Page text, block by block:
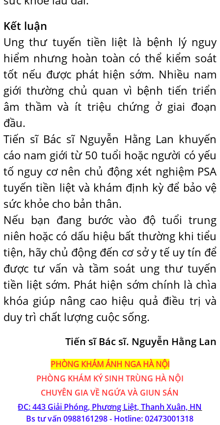
Kết luận
Ung thư tuyến tiền liệt là bệnh lý nguy
hiểm nhưng hoàn toàn có thể kiểm soát
tốt nếu được phát hiện sớm. Nhiều nam
giới thường chủ quan vì bệnh tiến triển
âm thầm và ít triệu chứng ở giai đoạn
đầu.
Tiến sĩ Bác sĩ Nguyễn Hằng Lan khuyến
cáo nam giới từ 50 tuổi hoặc người có yếu
tố nguy cơ nên chủ động xét nghiệm PSA
tuyến tiền liệt và khám định kỳ để bảo vệ
sức khỏe cho bản thân.
Nếu bạn đang bước vào độ tuổi trung
niên hoặc có dấu hiệu bất thường khi tiểu
tiện, hãy chủ động đến cơ sở y tế uy tín để
được tư vấn và tầm soát ung thư tuyến
tiền liệt sớm. Phát hiện sớm chính là chìa
khóa giúp nâng cao hiệu quả điều trị và
duy trì chất lượng cuộc sống.
Tiến sĩ Bác sĩ. Nguyễn Hằng Lan
PHÒNG KHÁM ÁNH NGA HÀ NỘI
PHÒNG KHÁM KÝ SINH TRÙNG HÀ NỘI
CHUYÊN GIA VỀ NGỨA VÀ GIUN SÁN
ĐC: 443 Giải Phóng, Phương Liệt, Thanh Xuân, HN
Bs tư vấn 0988161298 - Hotline:02473001318